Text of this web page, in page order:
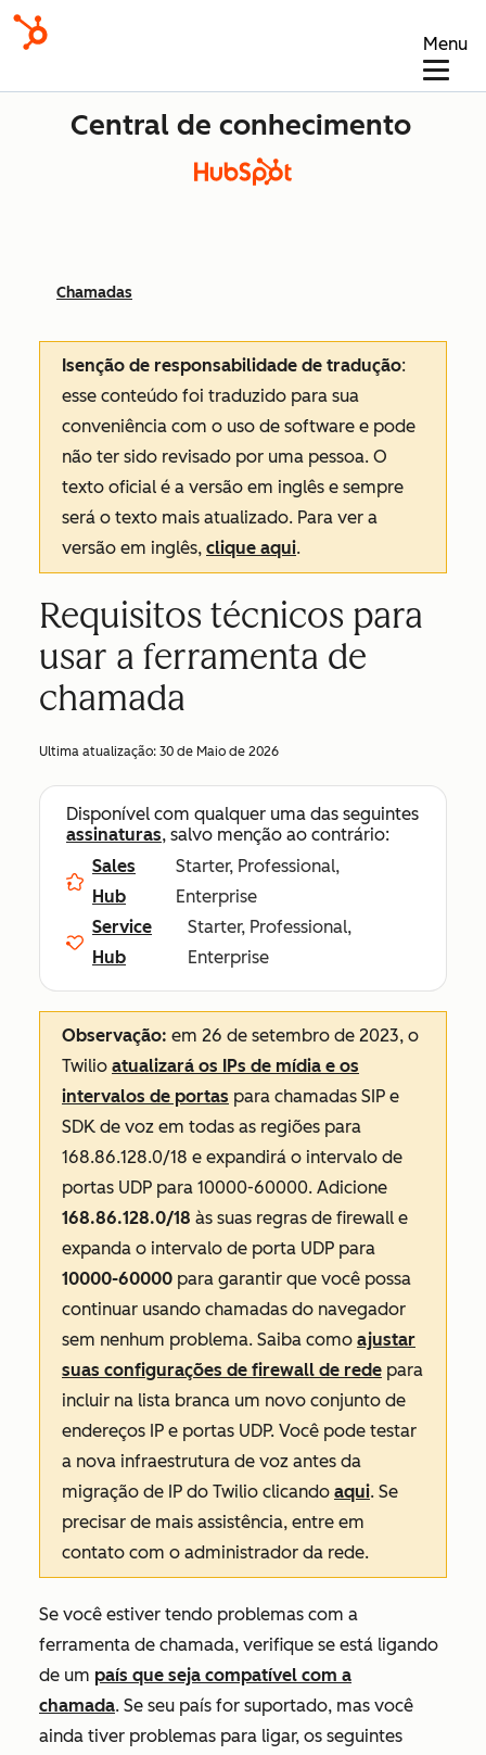
Menu
Central de conhecimento
Chamadas
Isenção de responsabilidade de tradução:
esse conteúdo foi traduzido para sua
conveniência com o uso de software e pode
não ter sido revisado por uma pessoa. O
texto oficial é a versão em inglês e sempre
será o texto mais atualizado. Para ver a
versão em inglês, clique aqui.
Requisitos técnicos para
usar a ferramenta de
chamada
Ultima atualização: 30 de Maio de 2026
Disponível com qualquer uma das seguintes
assinaturas, salvo menção ao contrário:
Sales
Hub
Starter, Professional,
Enterprise
Service
Hub
Starter, Professional,
Enterprise
Observação: em 26 de setembro de 2023, o
Twilio atualizará os IPs de mídia e os
intervalos de portas para chamadas SIP e
SDK de voz em todas as regiões para
168.86.128.0/18 e expandirá o intervalo de
portas UDP para 10000-60000. Adicione
168.86.128.0/18 às suas regras de firewall e
expanda o intervalo de porta UDP para
10000-60000 para garantir que você possa
continuar usando chamadas do navegador
sem nenhum problema. Saiba como ajustar
suas configurações de firewall de rede para
incluir na lista branca um novo conjunto de
endereços IP e portas UDP. Você pode testar
a nova infraestrutura de voz antes da
migração de IP do Twilio clicando aqui. Se
precisar de mais assistência, entre em
contato com o administrador da rede.
Se você estiver tendo problemas com a
ferramenta de chamada, verifique se está ligando
de um país que seja compatível com a
chamada. Se seu país for suportado, mas você
ainda tiver problemas para ligar, os seguintes